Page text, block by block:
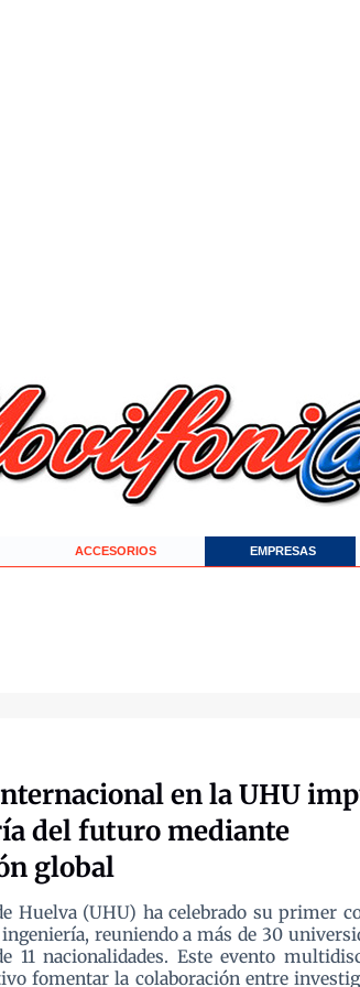
ACCESORIOS EMPRESAS
en la UHU
del futuro mediante
global
Huelva (UHU) ha celebrado su primer
reuniendo a más de 30
11 nacionalidades. Este evento
fomentar la colaboración entre